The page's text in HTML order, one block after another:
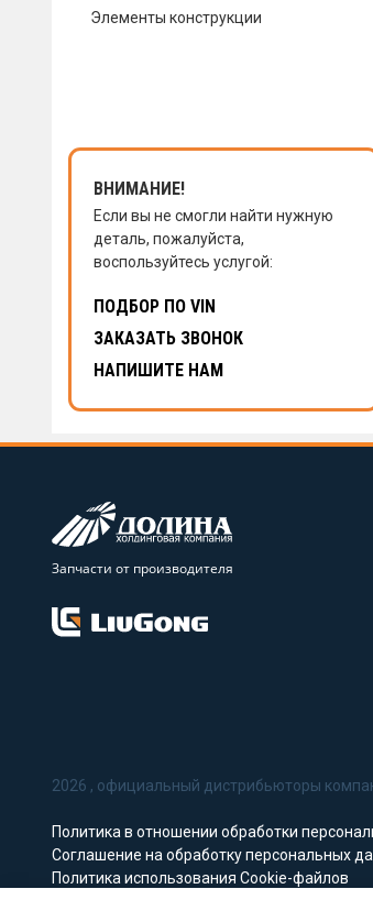
ЗАКАЗАТЬ
Элементы конструкции
ВНИМАНИЕ!
Если вы не смогли найти нужную
деталь, пожалуйста,
воспользуйтесь услугой:
ПОДБОР ПО VIN
ЗАКАЗАТЬ ЗВОНОК
НАПИШИТЕ НАМ
Запчасти от производителя
2026 , официальный дистрибьюторы
Политика в отношении обработки
Соглашение на обработку персональных
Политика использования Cookie-файлов